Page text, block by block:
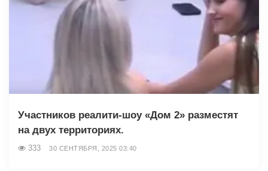
Участников реалити-шоу «Дом 2» разместят
на двух территориях.
333 30 СЕНТЯБРЯ, 2025 03:40